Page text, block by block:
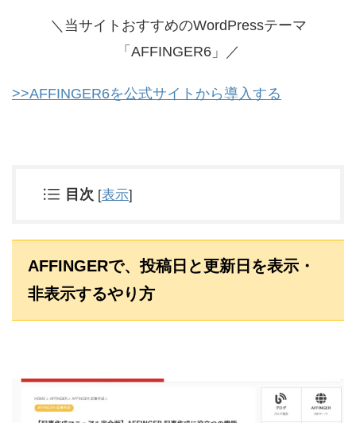
＼当サイトおすすめのWordPressテーマ
「AFFINGER6」／
>>AFFINGER6を公式サイトから導入する
目次 [表示]
AFFINGERで、投稿日と更新日を表示・
非表示するやり方